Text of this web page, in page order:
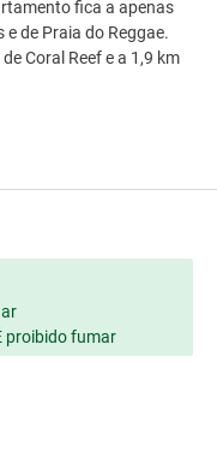
fica a apenas
e de Praia do Reggae.
Coral Reef e a 1,9 km
proibido fumar